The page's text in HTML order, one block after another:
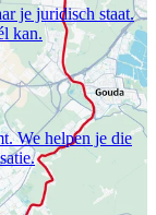
je juridisch staat.
kan.
We helpen je die